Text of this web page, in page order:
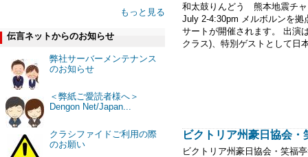
もっと見る
伝言ネットからのお知らせ
弊社サーバーメンテナンス
のお知らせ
＜弊紙ご愛読者様へ＞
Dengon Net/Japan...
クラシファイドご利用の際
のお願い
和太鼓りんどう 熊本地震チャ
July 2-4:30pm メルボルンを拠
サートが開催されます。 出演
クラス)、特別ゲストとして日
ビクトリア州豪日協会
ビクトリア州豪日協会・笑福